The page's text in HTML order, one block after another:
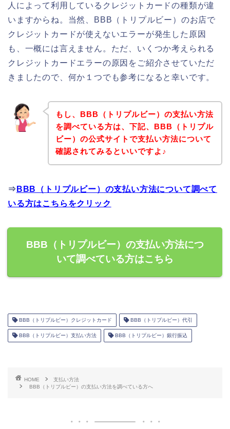
人によって利用しているクレジットカードの種類が違
いますからね。当然、BBB（トリプルビー）のお店で
クレジットカードが使えないエラーが発生した原因
も、一概には言えません。ただ、いくつか考えられる
クレジットカードエラーの原因をご紹介させていただ
きましたので、何か１つでも参考になると幸いです。
もし、BBB（トリプルビー）の支払い方法
を調べている方は、下記、BBB（トリプル
ビー）の公式サイトで支払い方法について
確認されてみるといいですよ♪
⇒ BBB（トリプルビー）の支払い方法について調べて
いる方はこちらをクリック
BBB（トリプルビー）の支払い方法につ
いて調べている方はこちら
BBB（トリプルビー）クレジットカード BBB（トリプルビー）代引
BBB（トリプルビー）支払い方法 BBB（トリプルビー）銀行振込
HOME
支払い方法
BBB（トリプルビー）の支払い方法を調べている方へ